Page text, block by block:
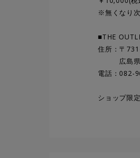
※無くなり
■THE
住所：〒
広島県広
電話：082-
ショップ限